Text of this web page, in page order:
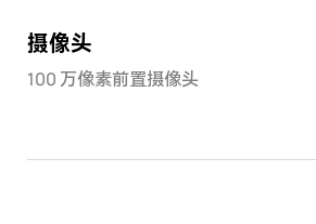
摄像头
100 万像素前置摄像头